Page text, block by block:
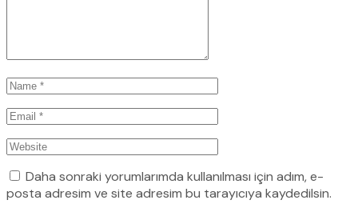
Daha sonraki yorumlarımda kullanılması için adım, e-
posta adresim ve site adresim bu tarayıcıya kaydedilsin.